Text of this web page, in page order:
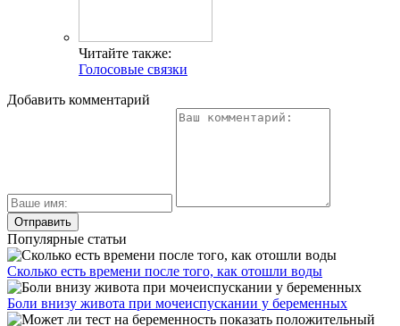
Читайте также:
Голосовые связки
Добавить комментарий
Популярные статьи
Сколько есть времени после того, как отошли воды
Боли внизу живота при мочеиспускании у беременных